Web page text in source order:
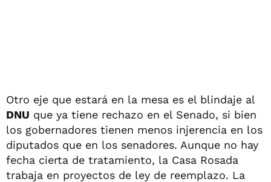
Otro eje que estará en la mesa es el blindaje al
DNU que ya tiene rechazo en el Senado, si bien
los gobernadores tienen menos injerencia en los
diputados que en los senadores. Aunque no hay
fecha cierta de tratamiento, la Casa Rosada
trabaja en proyectos de ley de reemplazo. La